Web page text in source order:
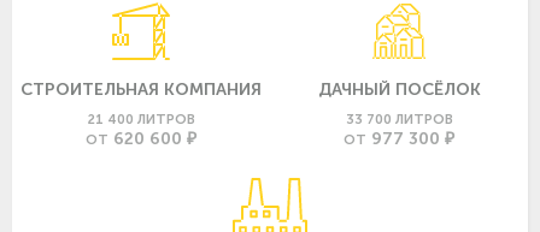
СТРОИТЕЛЬНАЯ КОМПАНИЯ
21 400 ЛИТРОВ
ОТ 620 600 ₽
ДАЧНЫЙ ПОСЁЛОК
33 700 ЛИТРОВ
ОТ 977 300 ₽